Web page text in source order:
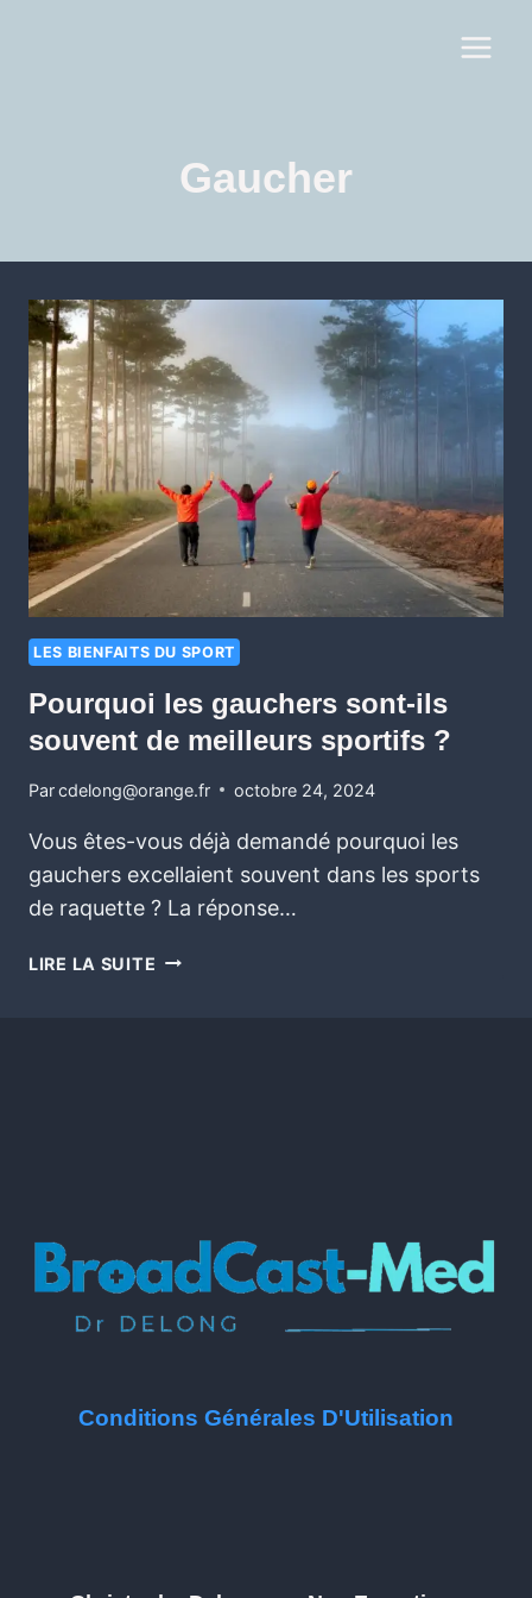
Gaucher
LES BIENFAITS DU SPORT
Pourquoi les gauchers sont-ils
souvent de meilleurs sportifs ?
Parcdelong@orange.fr octobre 24, 2024
Vous êtes-vous déjà demandé pourquoi les
gauchers excellaient souvent dans les sports
de raquette ? La réponse…
LIRE LA SUITE
Conditions Générales D'Utilisation